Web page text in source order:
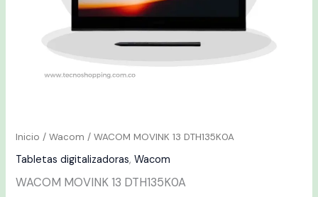
Inicio /Wacom / WACOM MOVINK 13 DTH135K0A
Tabletas digitalizadoras,Wacom
WACOM MOVINK 13 DTH135K0A